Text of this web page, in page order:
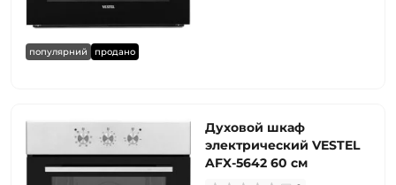
популярний продано
Духовой шкаф
электрический VESTEL
AFX-5642 60 см